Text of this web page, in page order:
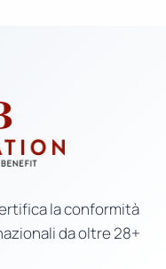
la conformità
da oltre 28+